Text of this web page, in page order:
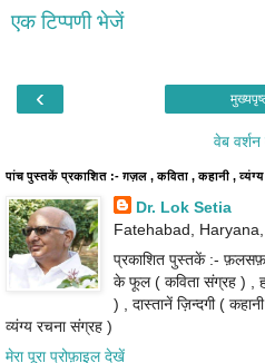
एक टिप्पणी भेजें
‹
वेब
पांच पुस्तकें प्रकाशित :- ग़ज़ल , कविता , कहानी ,
Dr. Lok Setia
Fatehabad,
प्रकाशित पुस्तकें :-
के फूल ( कविता संग्रह ) ,
) , दास्तानें ज़िन्दगी (
व्यंग्य रचना संग्रह )
मेरा पूरा प्रोफ़ाइल देखें